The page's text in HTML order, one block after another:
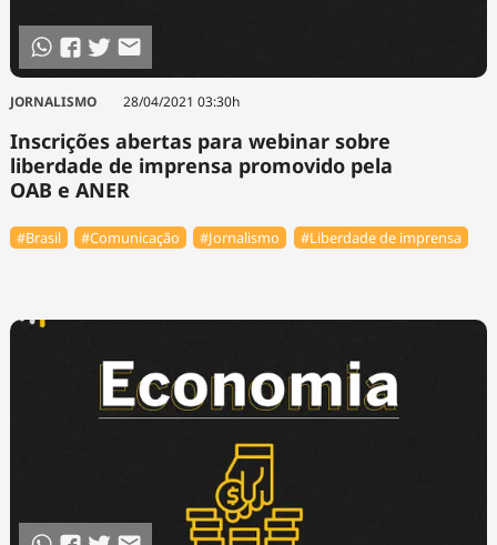
JORNALISMO 28/04/2021 03:30h
Inscrições abertas para webinar sobre
liberdade de imprensa promovido pela
OAB e ANER
#Brasil #Comunicação #Jornalismo #Liberdade de imprensa